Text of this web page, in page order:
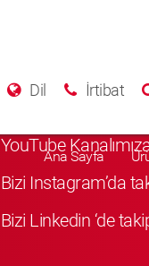
Dil İrtibat
Ana Sayfa
YouTube
Bizi Instagram’da
Bizi Linkedin ‘de